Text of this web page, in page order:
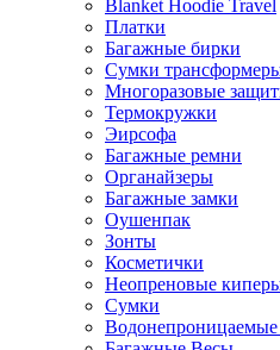
Blanket Hoodie Travel
Платки
Багажные бирки
Сумки
Многоразовые
Термокружки
Эирсофа
Багажные ремни
Органайзеры
Багажные замки
Оушенпак
Зонты
Косметички
Неопреновые
Сумки